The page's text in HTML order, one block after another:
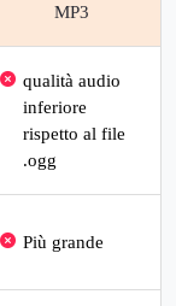
MP3
qualità audio
inferiore
rispetto al file
.ogg
Più grande